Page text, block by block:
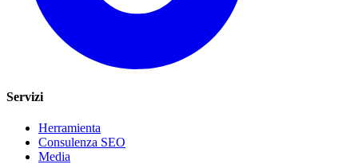
Servizi
Herramienta
Consulenza SEO
Media